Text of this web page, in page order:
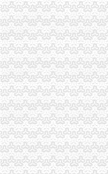
西咸新区空港新城造“
西咸新区空港新城造中
【空港新城希悦主题客
西咸新区空港新城加快
西咸新区空港新城造中
【58同城】重庆渝北空
资讯成都空港新城办公
西咸新区空港新城土
空港新城企业获西咸张
西咸新区空港新城正式
陕西省采购
空港新城管理委员会互